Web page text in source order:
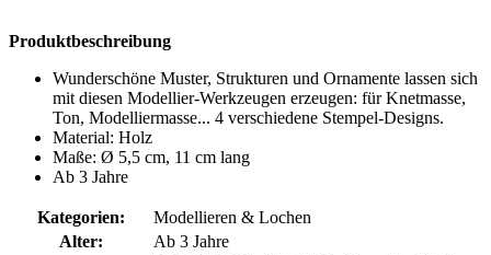
Produktbeschreibung
Wunderschöne Muster, Strukturen und Ornamente lassen sich
mit diesen Modellier-Werkzeugen erzeugen: für Knetmasse,
Ton, Modelliermasse... 4 verschiedene Stempel-Designs.
Material: Holz
Maße: Ø 5,5 cm, 11 cm lang
Ab 3 Jahre
Kategorien:
Modellieren & Lochen
Alter:
Ab 3 Jahre